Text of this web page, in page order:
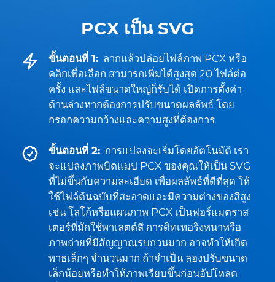
PCX เป็น SVG
ขั้นตอนที่ 1: ลากแล้วปล่อยไฟล์ภาพ PCX หรือ
คลิกเพื่อเลือก สามารถเพิ่มได้สูงสุด 20 ไฟล์ต่อ
ครั้ง และไฟล์ขนาดใหญ่ก็รับได้ เปิดการตั้งค่า
ด้านล่างหากต้องการปรับขนาดผลลัพธ์ โดย
กรอกความกว้างและความสูงที่ต้องการ
ขั้นตอนที่ 2: การแปลงจะเริ่มโดยอัตโนมัติ เรา
จะแปลงภาพบิตแมป PCX ของคุณให้เป็น SVG
ที่ไม่ขึ้นกับความละเอียด เพื่อผลลัพธ์ที่ดีที่สุด ให้
ใช้ไฟล์ต้นฉบับที่สะอาดและมีความต่างของสีสูง
เช่น โลโก้หรือแผนภาพ PCX เป็นฟอร์แมตราส
เตอร์ที่มักใช้พาเลตต์สี การดิทเทอริงหนาหรือ
ภาพถ่ายที่มีสัญญาณรบกวนมาก อาจทำให้เกิด
พาธเล็กๆ จำนวนมาก ถ้าจำเป็น ลองปรับขนาด
เล็กน้อยหรือทำให้ภาพเรียบขึ้นก่อนอัปโหลด